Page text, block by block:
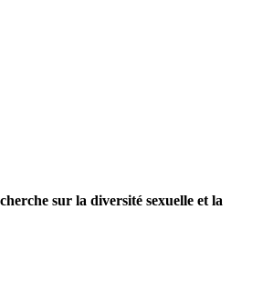
sur la diversité sexuelle et la